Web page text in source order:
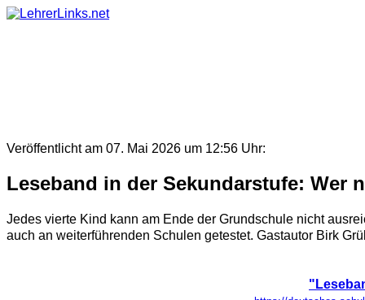
Skip
Veröffentlicht am 07. Mai 2026 um 12:56 Uhr:
Leseband in der Sekundarstufe: Wer
Jedes vierte Kind kann am Ende der Grundschule nicht
auch an weiterführenden Schulen getestet. Gastautor Birk